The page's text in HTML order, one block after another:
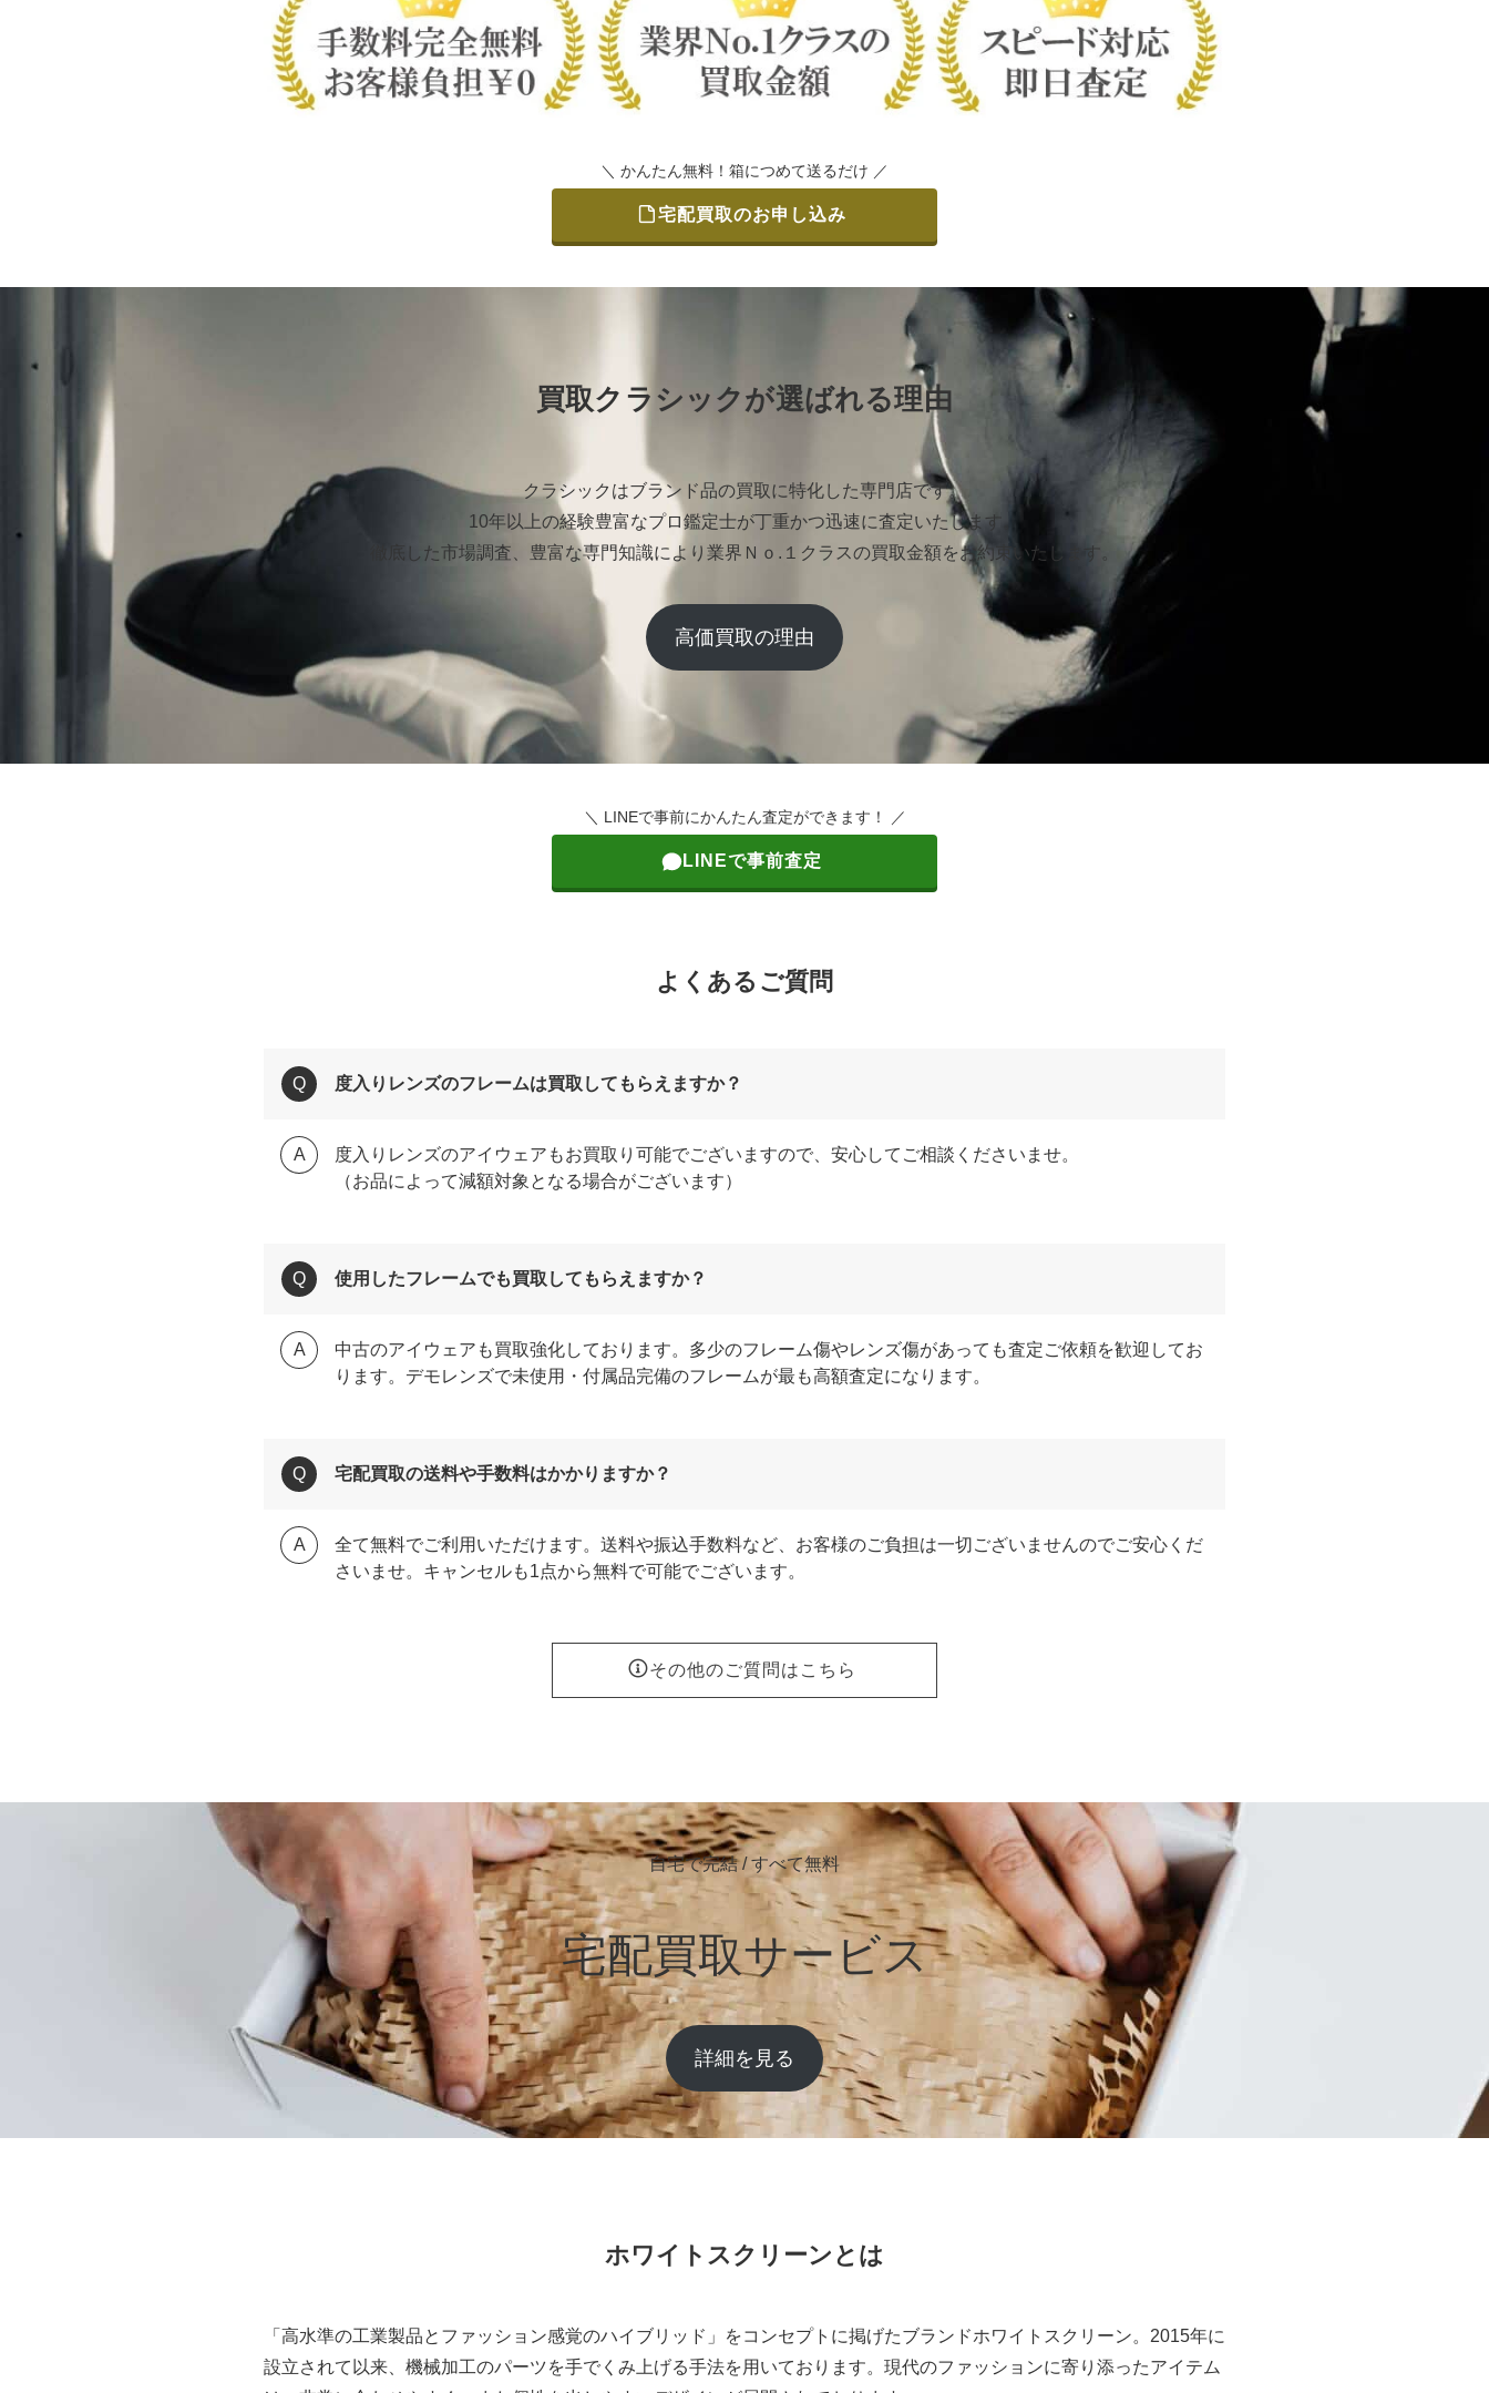
＼ かんたん無料！箱につめて送るだけ ／
宅配買取のお申し込み
買取クラシックが選ばれる理由
クラシックはブランド品の買取に特化した専門店です。
10年以上の経験豊富なプロ鑑定士が丁重かつ迅速に査定いたします。
徹底した市場調査、豊富な専門知識により業界Ｎｏ.１クラスの買取金額をお約束いたします。
高価買取の理由
＼ LINEで事前にかんたん査定ができます！ ／
LINEで事前査定
よくあるご質問
度入りレンズのフレームは買取してもらえますか？
度入りレンズのアイウェアもお買取り可能でございますので、安心してご相談くださいませ。
（お品によって減額対象となる場合がございます）
使用したフレームでも買取してもらえますか？
中古のアイウェアも買取強化しております。多少のフレーム傷やレンズ傷があっても査定ご依頼を歓迎してお
ります。デモレンズで未使用・付属品完備のフレームが最も高額査定になります。
宅配買取の送料や手数料はかかりますか？
全て無料でご利用いただけます。送料や振込手数料など、お客様のご負担は一切ございませんのでご安心くだ
さいませ。キャンセルも1点から無料で可能でございます。
その他のご質問はこちら
自宅で完結 / すべて無料
宅配買取サービス
詳細を見る
ホワイトスクリーンとは
「高水準の工業製品とファッション感覚のハイブリッド」をコンセプトに掲げたブランドホワイトスクリーン。2015年に
設立されて以来、機械加工のパーツを手でくみ上げる手法を用いております。現代のファッションに寄り添ったアイテム